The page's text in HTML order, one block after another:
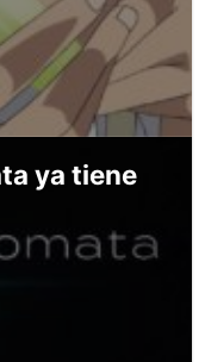
ya tiene